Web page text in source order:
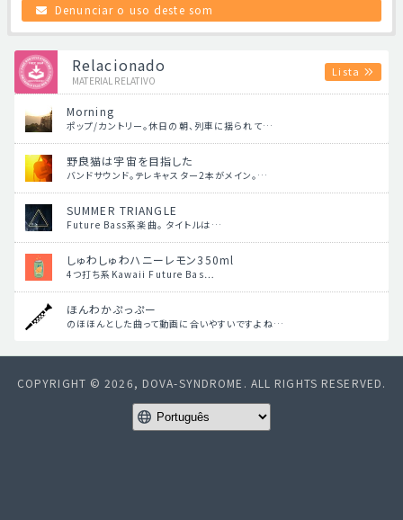
Denunciar o uso deste som
Relacionado
MATERIAL RELATIVO
Lista
Morning
ポップ/カントリー。休日の朝、列車に揺られて…
野良猫は宇宙を目指した
バンドサウンド。テレキャスター2本がメイン。…
SUMMER TRIANGLE
Future Bass系楽曲。 タイトルは…
しゅわしゅわハニーレモン350ml
4つ打ち系Kawaii Future Bas…
ほんわかぷっぷー
のほほんとした曲って動画に合いやすいですよね…
COPYRIGHT © 2026, DOVA-SYNDROME. ALL RIGHTS RESERVED.